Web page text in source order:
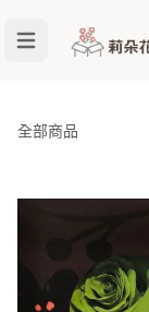
全部商品